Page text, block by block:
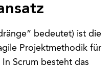
bedeutet) ist die
Projektmethodik für
Scrum besteht das